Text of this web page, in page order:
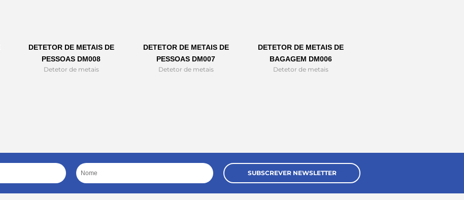
DETETOR DE METAIS DE
PESSOAS DM008
Detetor de metais
DETETOR DE METAIS DE
PESSOAS DM007
Detetor de metais
DETETOR DE METAIS DE
BAGAGEM DM006
Detetor de metais
Nome
SUBSCREVER NEWSLETTER